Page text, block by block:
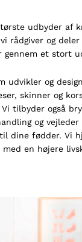
udbyder af
rådgiver og deler
gennem et stort
udvikler og
, skinner og
Vi tilbyder også
og vejleder
dine fødder. Vi
en højere